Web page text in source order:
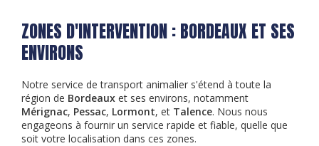
ZONES D'INTERVENTION : BORDEAUX ET SES
ENVIRONS
Notre service de transport animalier s'étend à toute la
région de Bordeaux et ses environs, notamment
Mérignac, Pessac, Lormont, et Talence. Nous nous
engageons à fournir un service rapide et fiable, quelle que
soit votre localisation dans ces zones.